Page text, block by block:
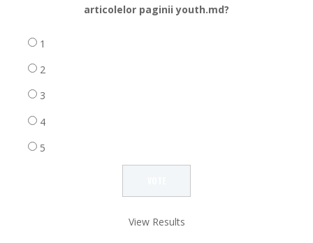
articolelor paginii youth.md?
1
2
3
4
5
View Results